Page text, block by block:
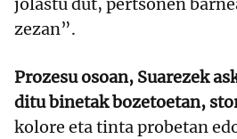
jolastu dut, pertsonen
zezan”.
Prozesu osoan, Suarezek
ditu binetak bozetoetan,
kolore eta tinta probetan